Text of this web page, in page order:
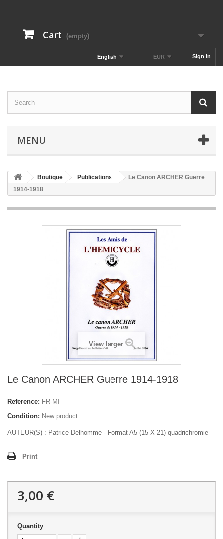
Cart (empty)
Sign in
EUR
English
MENU
Boutique Publications
Le Canon ARCHER Guerre
1914-1918
View larger
Le Canon ARCHER Guerre 1914-1918
Reference: FR-MI
Condition: New product
AUTEUR(S) : Patrice Delhomme - Format A5 (15 X 21) quadrichromie
Print
3,00 €
Quantity